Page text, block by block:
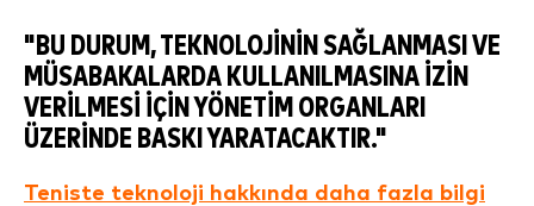
"BU DURUM, TEKNOLOJININ SAĞLANMASI VE
MÜSABAKALARDA KULLANILMASINA IZIN
VERILMESI IÇIN YÖNETIM ORGANLARI
ÜZERINDE BASKI YARATACAKTIR."
Teniste teknoloji hakkında daha fazla bilgi